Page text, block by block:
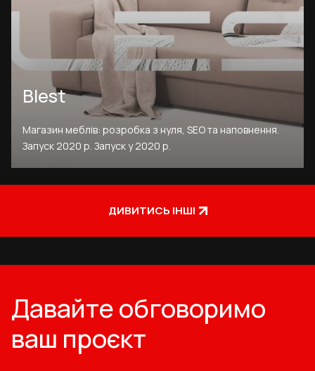
Blest
Магазин меблів: розробка з нуля, SEO та наповнення.
Запуск 2020 р. Запуск у 2020 р.
ДИВИТИСЬ ІНШІ
Давайте обговоримо
ваш проєкт